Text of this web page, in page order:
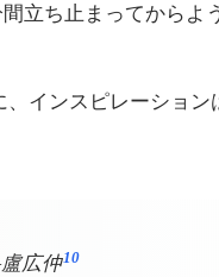
立ち止まってからよ
インスピレーショ
広仲10